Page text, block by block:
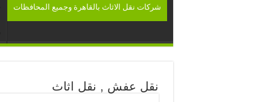
شركات نقل الاثاث بالقاهرة وجميع المحافظات
نقل عفش , نقل اثاث